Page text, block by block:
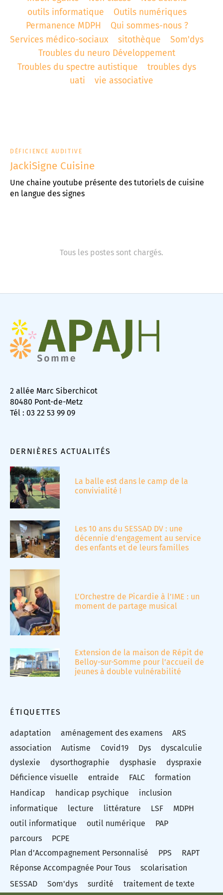
outils informatique
Outils numériques
Permanence MDPH
Qui sommes-nous ?
Services médico-sociaux
sitothèque
Som'dys
Troubles du neuro Développement
Troubles du spectre autistique
troubles dys
uati
vie associative
DÉFICIENCE AUDITIVE
JackiSigne Cuisine
Une chaine youtube présente des tutoriels de cuisine
en langue des signes
Tous les postes sont chargés.
2 allée Marc Siberchicot
80480 Pont-de-Metz
Tél : 03 22 53 99 09
DERNIÈRES ACTUALITÉS
La balle est dans le camp de la
convivialité !
Les 10 ans du SESSAD DV : une
décennie d’engagement au service
des enfants et de leurs familles
L’Orchestre de Picardie à l’IME : un
moment de partage musical
Extension de la maison de Répit de
Belloy-sur-Somme pour l’accueil de
jeunes à double vulnérabilité
ÉTIQUETTES
adaptation aménagement des examens
ARS
association
Autisme Covid19 Dys
dyscalculie
dyslexie
dysorthographie dysphasie
dyspraxie
Déficience visuelle
entraide FALC
formation
Handicap
handicap psychique
inclusion
informatique
lecture littérature LSF
MDPH
outil informatique
outil numérique
PAP
parcours
PCPE
Plan d’Accompagnement Personnalisé
PPS
RAPT
Réponse Accompagnée Pour Tous
scolarisation
SESSAD
Som'dys surdité
traitement de texte
associatif
de référence APAJH
d’Abbeville
collège César Franck à Amiens
Lycée Edouard BRANLY à Amiens
«Déficience Visuelle»
« dys »